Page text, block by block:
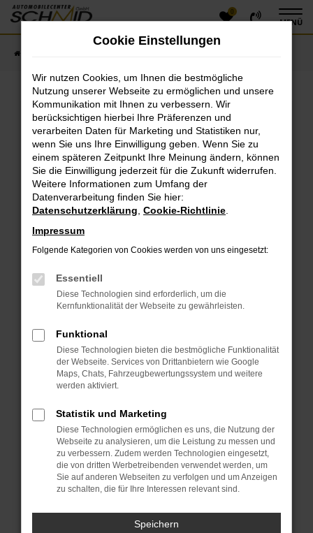
Zum
Hauptinhalt
0
MENÜ
Fehler: Network Error
Beim Laden ist ein Fehler aufgetreten.
Hier sind ein paar Tipps, die dir helfen können:
Überprüfe deine Firewall und deine
Internetverbindung.
Laden andere Webseiten, zum Beispiel deine
Suchmaschine?
Prüfe deine Browsererweiterungen.
das Laden bestimmter Seiten verhindern.
Funktioniert die Seite in einem anderen Browser
oder in einem privaten Fenster?
Das kann manchmal helfen, vorübergehende
Probleme zu beheben.
Stelle sicher, dass dein Browser und dein
Betriebssystem auf dem neuesten Stand sind.
Sicherheitsrisiko, sondern kann auch dazu führen,
dass bestimmte Funktionen nicht mehr
unterstützt werden.
Wende dich an den Webseitenbetreiber.
Wenn du alle oben genannten Schritte versucht
hast, kontaktiere uns bitte. Wir werden versuchen,
das Problem zu beheben. Du kannst uns diesen
Text schicken, um uns bei der Fehlersuche zu
Cookie Einstellungen
Wir nutzen Cookies, um Ihnen die bestmögliche
Nutzung unserer Webseite zu ermöglichen und unsere
Kommunikation mit Ihnen zu verbessern. Wir
berücksichtigen hierbei Ihre Präferenzen und
verarbeiten Daten für Marketing und Statistiken nur,
wenn Sie uns Ihre Einwilligung geben. Wenn Sie zu
einem späteren Zeitpunkt Ihre Meinung ändern, können
Sie die Einwilligung jederzeit für die Zukunft widerrufen.
Weitere Informationen zum Umfang der
Datenverarbeitung finden Sie hier:
Datenschutzerklärung Cookie-Richtlinie
Impressum
Folgende Kategorien von Cookies werden von uns eingesetzt:
Essentiell
Diese Technologien sind erforderlich, um die
Kernfunktionalität der Webseite zu gewährleisten.
Funktional
Diese Technologien bieten die bestmögliche Funktionalität
der Webseite. Services von Drittanbietern wie Google
Maps, Chats, Fahrzeugbewertungssystem und weitere
werden aktiviert.
Statistik und Marketing
Diese Technologien ermöglichen es uns, die Nutzung der
Webseite zu analysieren, um die Leistung zu messen und
zu verbessern. Zudem werden Technologien eingesetzt,
die von dritten Werbetreibenden verwendet werden, um
Sie auf anderen Webseiten zu verfolgen und um Anzeigen
zu schalten, die für Ihre Interessen relevant sind.
Speichern